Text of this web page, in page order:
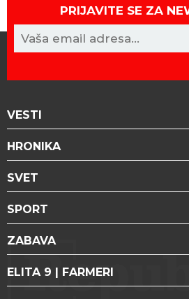
PRIJAVITE SE ZA
VESTI
HRONIKA
SVET
SPORT
ZABAVA
ELITA 9 | FARMERI